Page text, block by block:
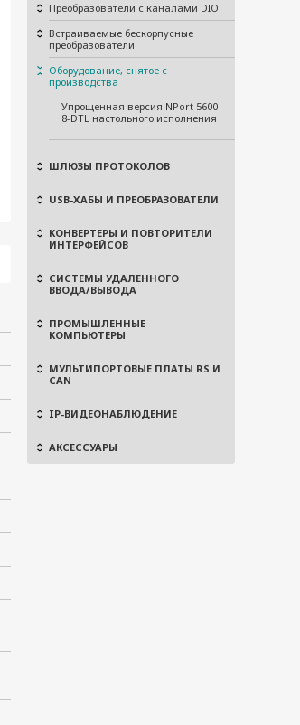
Преобразователи с каналами DIO
Встраиваемые бескорпусные
преобразователи
Оборудование, снятое с
производства
Упрощенная версия NPort 5600-
8-DTL настольного исполнения
ШЛЮЗЫ ПРОТОКОЛОВ
USB-ХАБЫ И ПРЕОБРАЗОВАТЕЛИ
КОНВЕРТЕРЫ И ПОВТОРИТЕЛИ
ИНТЕРФЕЙСОВ
СИСТЕМЫ УДАЛЕННОГО
ВВОДА/ВЫВОДА
ПРОМЫШЛЕННЫЕ
КОМПЬЮТЕРЫ
МУЛЬТИПОРТОВЫЕ ПЛАТЫ RS И
CAN
IP-ВИДЕОНАБЛЮДЕНИЕ
АКСЕССУАРЫ